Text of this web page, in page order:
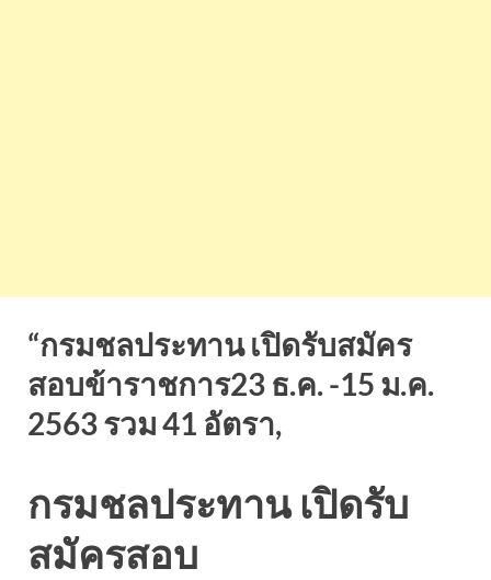
“กรมชลประทาน เปิดรับสมัคร
สอบข้าราชการ23 ธ.ค. -15 ม.ค.
2563 รวม 41 อัตรา,
กรมชลประทาน เปิดรับ
สมัครสอบ